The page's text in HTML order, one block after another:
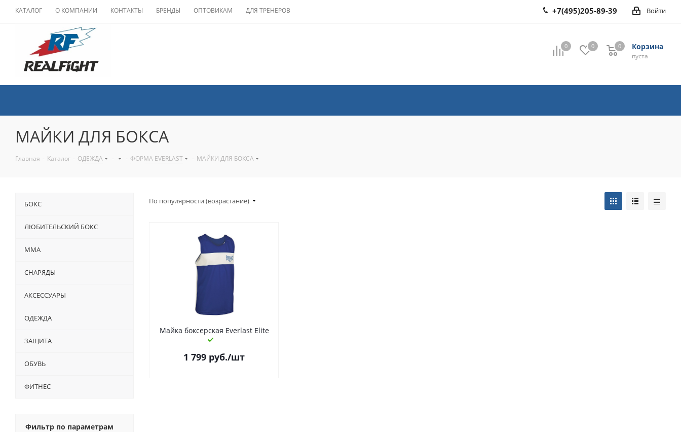
КАТАЛОГ О КОМПАНИИ КОНТАКТЫ БРЕНДЫ ОПТОВИКАМ ДЛЯ ТРЕНЕРОВ Войти
+7(495)205-89-39
0 0 Корзина
0
пуста
0
МАЙКИ ДЛЯ БОКСА
Главная - Каталог - ОДЕЖДА - - ФОРМА EVERLAST - МАЙКИ ДЛЯ БОКСА
По популярности (возрастание)
Майка боксерская Everlast Elite
1 799 руб./шт
БОКС
ЛЮБИТЕЛЬСКИЙ БОКС
ММА
СНАРЯДЫ
АКСЕССУАРЫ
ОДЕЖДА
ЗАЩИТА
ОБУВЬ
ФИТНЕС
Фильтр по параметрам